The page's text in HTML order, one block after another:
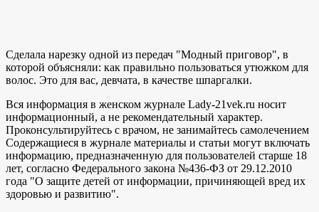
Сделала нарезку одной из передач "Модный приговор", в
которой объясняли: как правильно пользоваться утюжком для
волос. Это для вас, девчата, в качестве шпаргалки.
Вся информация в женском журнале Lady-21vek.ru носит
информационный, а не рекомендательный характер.
Проконсультируйтесь с врачом, не занимайтесь самолечением
Содержащиеся в журнале материалы и статьи могут включать
информацию, предназначенную для пользователей старше 18
лет, согласно Федерального закона №436-ФЗ от 29.12.2010
года "О защите детей от информации, причиняющей вред их
здоровью и развитию".